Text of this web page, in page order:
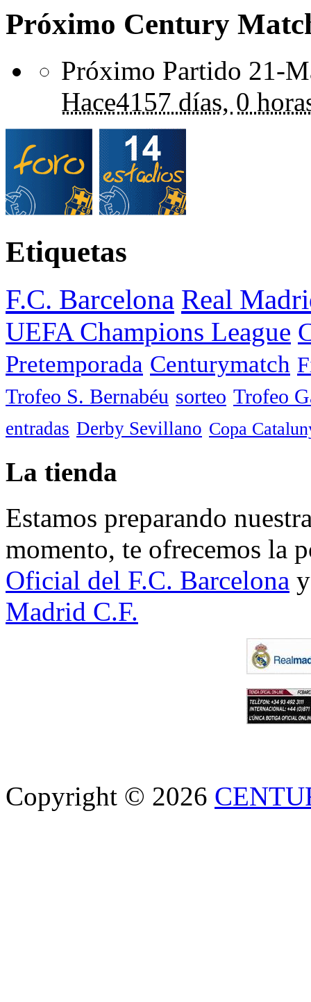
Próximo Century
Próximo Partido 21-
Hace4157 días, 0
Etiquetas
F.C. Barcelona Real
UEFA Champions League
Pretemporada Centurymatch
Trofeo S. Bernabéu sorteo Trofeo
entradas Derby Sevillano Copa
La tienda
Estamos preparando
momento, te ofrecemos la
Oficial del F.C. Barcelona
Madrid C.F.
Copyright © 2026